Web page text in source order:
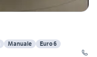
Manuale
Euro 6